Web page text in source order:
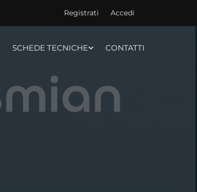
Registrati Accedi
SCHEDE TECNICHE CONTATTI